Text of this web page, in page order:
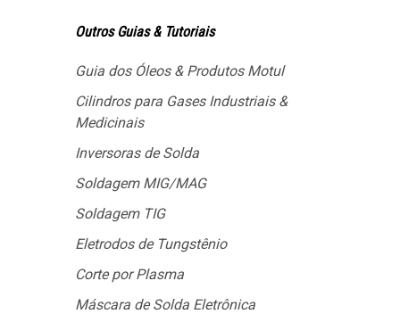
Outros Guias & Tutoriais
Guia dos Óleos & Produtos Motul
Cilindros para Gases Industriais &
Medicinais
Inversoras de Solda
Soldagem MIG/MAG
Soldagem TIG
Eletrodos de Tungstênio
Corte por Plasma
Máscara de Solda Eletrônica